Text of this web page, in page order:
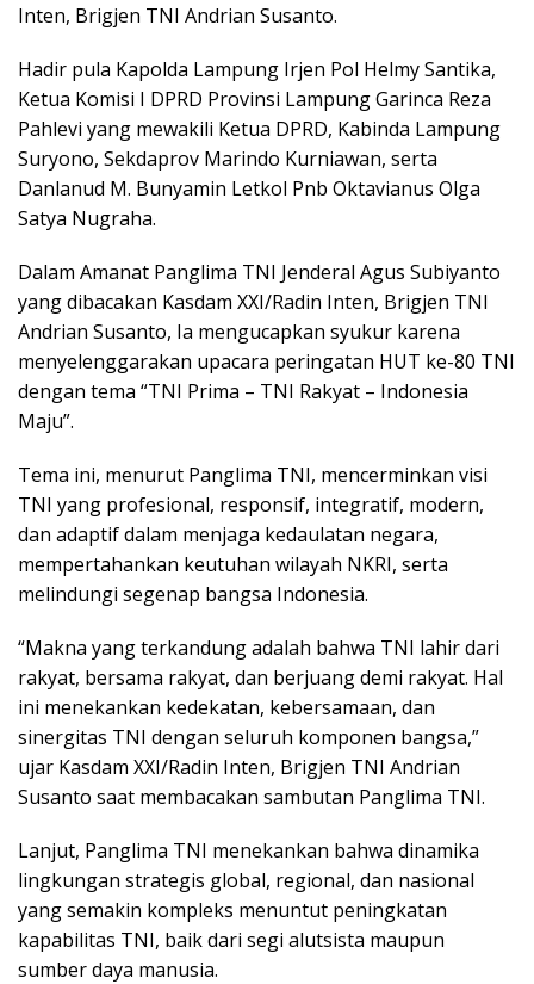
Inten, Brigjen TNI Andrian Susanto.
Hadir pula Kapolda Lampung Irjen Pol Helmy Santika,
Ketua Komisi I DPRD Provinsi Lampung Garinca Reza
Pahlevi yang mewakili Ketua DPRD, Kabinda Lampung
Suryono, Sekdaprov Marindo Kurniawan, serta
Danlanud M. Bunyamin Letkol Pnb Oktavianus Olga
Satya Nugraha.
Dalam Amanat Panglima TNI Jenderal Agus Subiyanto
yang dibacakan Kasdam XXI/Radin Inten, Brigjen TNI
Andrian Susanto, Ia mengucapkan syukur karena
menyelenggarakan upacara peringatan HUT ke-80 TNI
dengan tema “TNI Prima – TNI Rakyat – Indonesia
Maju”.
Tema ini, menurut Panglima TNI, mencerminkan visi
TNI yang profesional, responsif, integratif, modern,
dan adaptif dalam menjaga kedaulatan negara,
mempertahankan keutuhan wilayah NKRI, serta
melindungi segenap bangsa Indonesia.
“Makna yang terkandung adalah bahwa TNI lahir dari
rakyat, bersama rakyat, dan berjuang demi rakyat. Hal
ini menekankan kedekatan, kebersamaan, dan
sinergitas TNI dengan seluruh komponen bangsa,”
ujar Kasdam XXI/Radin Inten, Brigjen TNI Andrian
Susanto saat membacakan sambutan Panglima TNI.
Lanjut, Panglima TNI menekankan bahwa dinamika
lingkungan strategis global, regional, dan nasional
yang semakin kompleks menuntut peningkatan
kapabilitas TNI, baik dari segi alutsista maupun
sumber daya manusia.